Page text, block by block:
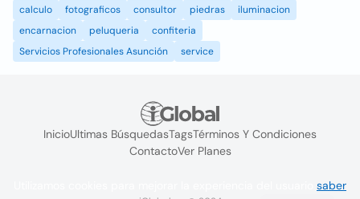
calculo fotograficos consultor piedras
iluminacion
encarnacion
peluqueria
confiteria
Servicios Profesionales Asunción
service
InicioUltimas BúsquedasTagsTérminos Y Condiciones
ContactoVer Planes
saber